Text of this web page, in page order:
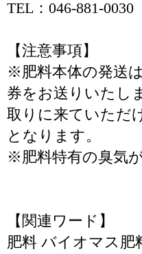
TEL：046-881-0030
【注意事項】
※肥料本体の発送
券をお送りいたし
取りに来ていただ
となります。
※肥料特有の臭気
【関連ワード】
肥料 バイオマス肥